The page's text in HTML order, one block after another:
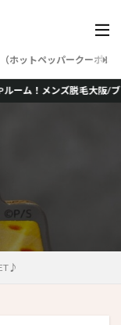
ホットペッパークーポン）
ンズ脱毛大阪/ブラジリ